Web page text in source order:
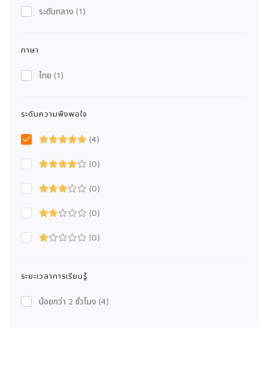
ระดับกลาง (1)
ภาษา
ไทย (1)
ระดับความพึงพอใจ
(4)
(0)
(0)
(0)
(0)
ระยะเวลาการเรียนรู้
น้อยกว่า 2 ชั่วโมง (4)